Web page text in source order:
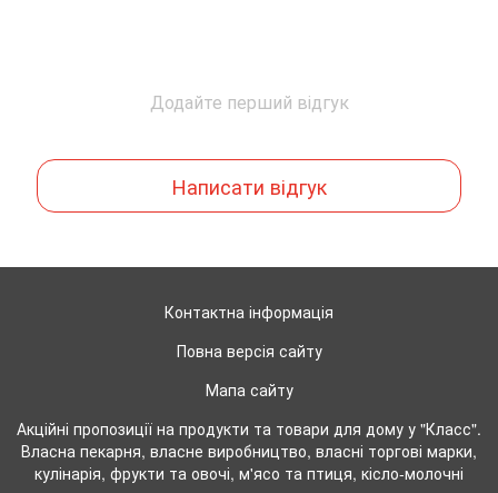
Додайте перший відгук
Написати відгук
Контактна інформація
Повна версія сайту
Мапа сайту
Акційні пропозиції на продукти та товари для дому у "Класс".
Власна пекарня, власне виробництво, власні торгові марки,
кулінарія, фрукти та овочі, м'ясо та птиця, кісло-молочні